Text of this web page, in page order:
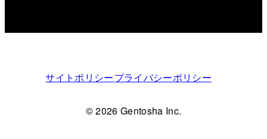
サイトポリシープライバシーポリシー
© 2026 Gentosha Inc.